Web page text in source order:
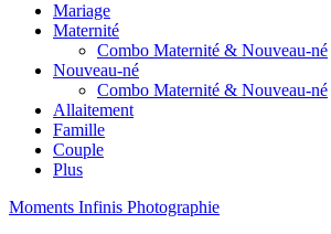
Mariage
Maternité
Combo Maternité & Nouveau-né
Nouveau-né
Combo Maternité & Nouveau-né
Allaitement
Famille
Couple
Plus
Moments Infinis Photographie